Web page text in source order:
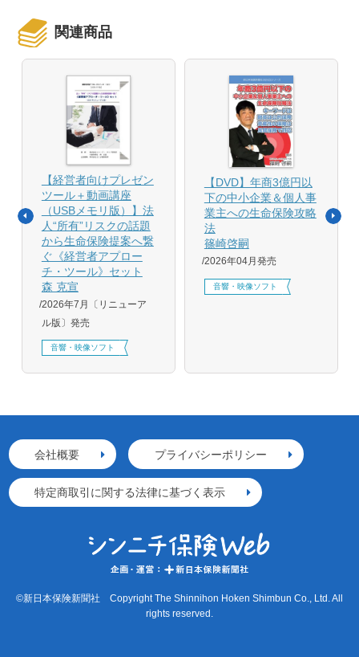
関連商品
【経営者向けプレゼン
ツール＋動画講座
（USBメモリ版）】法
人“所有”リスクの話題
から生命保険提案へ繋
ぐ《経営者アプロー
チ・ツール》セット
森 克宣
2026年7月〔リニューア
ル版〕発売
音響・映像ソフト
【DVD】年商3億円以
下の中小企業＆個人事
業主への生命保険攻略
法
篠崎啓嗣
2026年04月発売
音響・映像ソフト
会社概要 プライバシーポリシー
特定商取引に関する法律に基づく表示
©新日本保険新聞社 Copyright The Shinnihon Hoken Shimbun Co., Ltd. All
rights reserved.